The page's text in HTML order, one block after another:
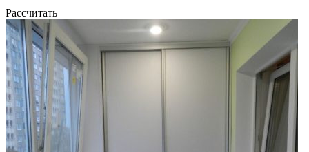
Рассчитать